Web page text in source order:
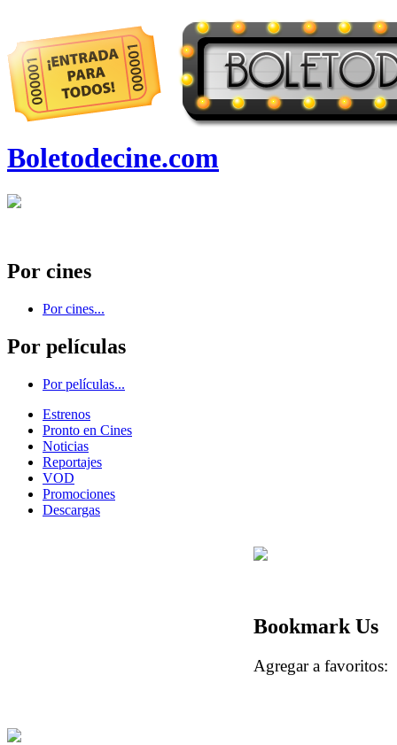
Boletodecine.com
Por cines
Por cines...
Por películas
Por películas...
Estrenos
Pronto en Cines
Noticias
Reportajes
VOD
Promociones
Descargas
Bookmark Us
Agregar a